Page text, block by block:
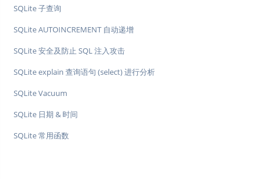
SQLite 子查询
SQLite AUTOINCREMENT 自动递增
SQLite 安全及防止 SQL 注入攻击
SQLite explain 查询语句 (select) 进行分析
SQLite Vacuum
SQLite 日期 & 时间
SQLite 常用函数